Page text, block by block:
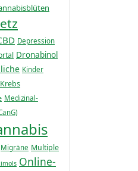
Depression
Dronabinol
Kinder
Krebs
Medizinal-
Migräne Multiple
Online-